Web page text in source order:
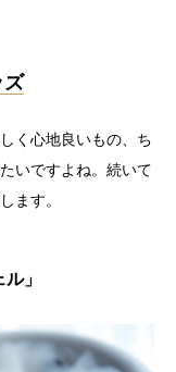
ズ
く心地良いもの、ち
いですよね。続いて
ます。
」